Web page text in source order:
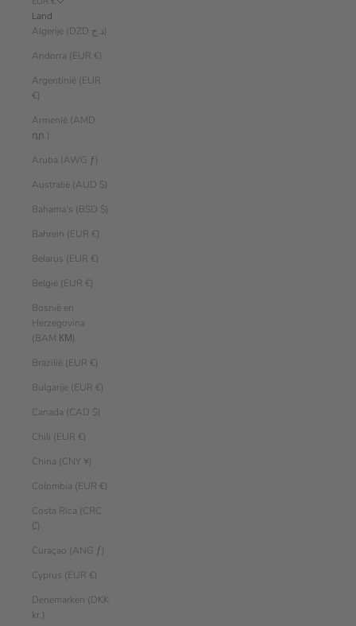
Land
Algerije (DZD د.ج)
Andorra (EUR €)
Argentinië (EUR
€)
Armenië (AMD
դր.)
Aruba (AWG ƒ)
Australië (AUD $)
Bahama’s (BSD $)
Bahrein (EUR €)
Belarus (EUR €)
België (EUR €)
Bosnië en
Herzegovina
(BAM КМ)
Brazilië (EUR €)
Bulgarije (EUR €)
Canada (CAD $)
Chili (EUR €)
China (CNY ¥)
Colombia (EUR €)
Costa Rica (CRC
₡)
Curaçao (ANG ƒ)
Cyprus (EUR €)
Denemarken (DKK
kr.)